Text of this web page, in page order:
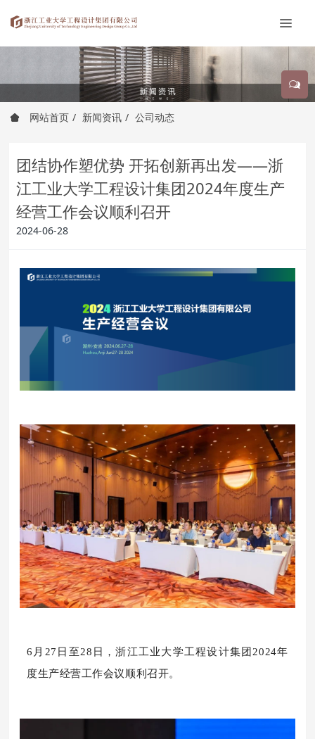
网站首页 新闻资讯 公司动态
团结协作塑优势 开拓创新再出发——浙
江工业大学工程设计集团2024年度生产
经营工作会议顺利召开
2024-06-28
6月27日至28日，浙江工业大学工程设计集团2024年
度生产经营工作会议顺利召开。